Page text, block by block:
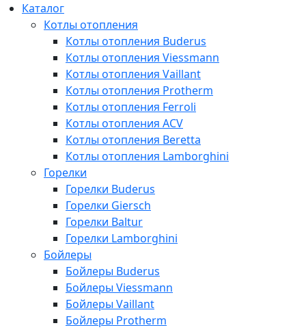
Каталог
Котлы отопления
Котлы отопления Buderus
Котлы отопления Viessmann
Котлы отопления Vaillant
Котлы отопления Protherm
Котлы отопления Ferroli
Котлы отопления ACV
Котлы отопления Beretta
Котлы отопления Lamborghini
Горелки
Горелки Buderus
Горелки Giersch
Горелки Baltur
Горелки Lamborghini
Бойлеры
Бойлеры Buderus
Бойлеры Viessmann
Бойлеры Vaillant
Бойлеры Protherm